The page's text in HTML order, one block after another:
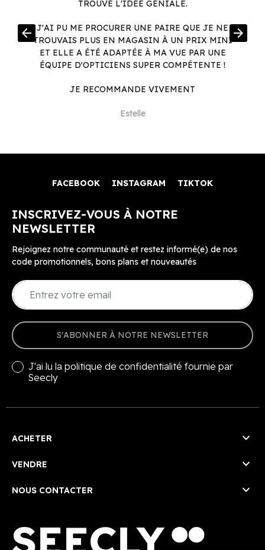
TROUVE L'IDÉE GÉNIALE.
J'AI PU ME PROCURER UNE PAIRE QUE JE NE
TROUVAIS PLUS EN MAGASIN À UN PRIX MINI
ET ELLE A ÉTÉ ADAPTÉE À MA VUE PAR UNE
ÉQUIPE D'OPTICIENS SUPER COMPÉTENTE !
JE RECOMMANDE VIVEMENT
Estelle
arrow_back arrow_forward
FACEBOOK INSTAGRAM TIKTOK
INSCRIVEZ-VOUS À NOTRE
NEWSLETTER
Rejoignez notre communauté et restez informé(e) de nos
code promotionnels, bons plans et nouveautés
S'ABONNER À NOTRE NEWSLETTER
J'ai lu la politique de confidentialité fournie par
Seecly
ACHETER 
VENDRE 
NOUS CONTACTER 